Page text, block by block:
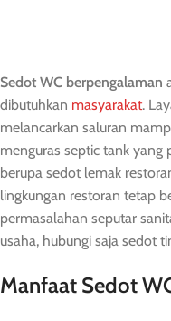
Sedot WC berpengalaman
dibutuhkan masyarakat.
melancarkan saluran
menguras septic tank yang
berupa sedot lemak
lingkungan restoran tetap
permasalahan seputar
usaha, hubungi saja sedot
Manfaat Sedot